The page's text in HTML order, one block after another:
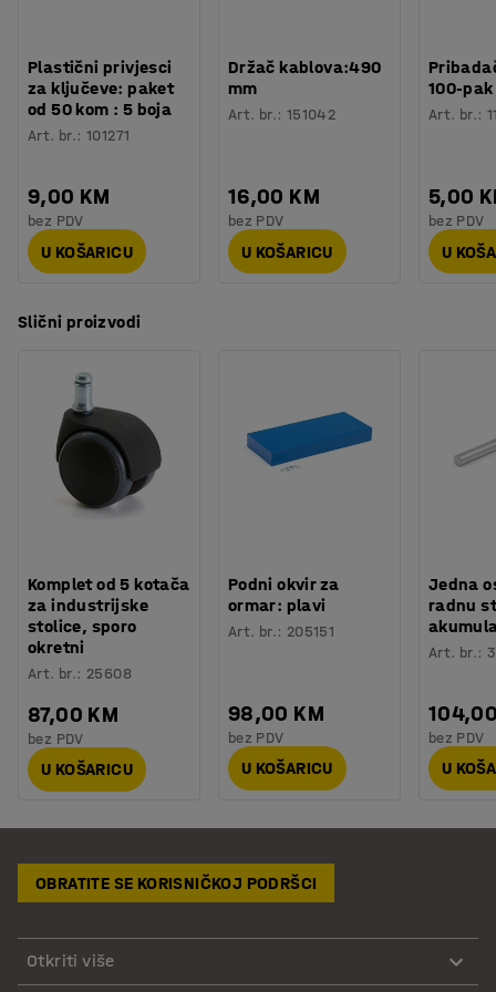
Plastični privjesci
za ključeve: paket
od 50 kom : 5 boja
Art. br.:101271
9,00 KM
bez PDV
U KOŠARICU
Držač kablova:490
mm
Art. br.: 151042
16,00 KM
bez PDV
U KOŠARICU
100-pak
Art. br.:
5,00
bez PDV
U
Slični proizvodi
Komplet od 5 kotača
za industrijske
stolice, sporo
okretni
Art. br.: 25608
87,00 KM
bez PDV
U KOŠARICU
Podni okvir za
ormar: plavi
Art. br.: 205151
98,00 KM
bez PDV
U KOŠARICU
Jedna
radnu
Art. br.:
bez PDV
U
OBRATITE SE KORISNIČKOJ PODRŠCI
Otkriti više